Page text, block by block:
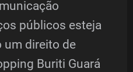
públicos esteja
um direito de
Buriti Guará